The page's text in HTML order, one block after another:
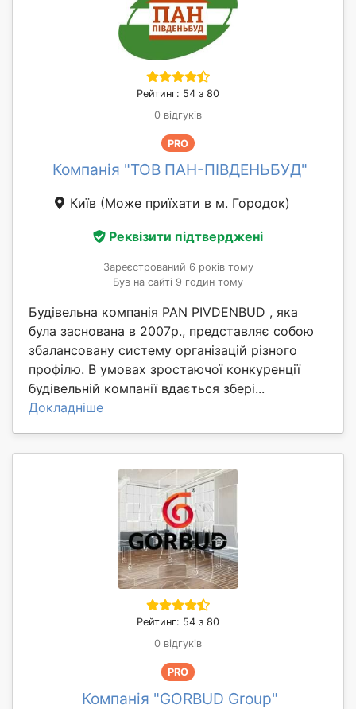
Рейтинг: 54 з 80
0 відгуків
PRO
Компанія "ТОВ ПАН-ПІВДЕНЬБУД"
Київ (Може приїхати в м. Городок)
Реквізити підтверджені
Зареєстрований 6 років тому
Був на сайті 9 годин тому
Будівельна компанія PAN PIVDENBUD , яка
була заснована в 2007р., представляє собою
збалансовану систему організацій різного
профілю. В умовах зростаючої конкуренції
будівельній компанії вдається збері...
Докладніше
Рейтинг: 54 з 80
0 відгуків
PRO
Компанія "GORBUD Group"